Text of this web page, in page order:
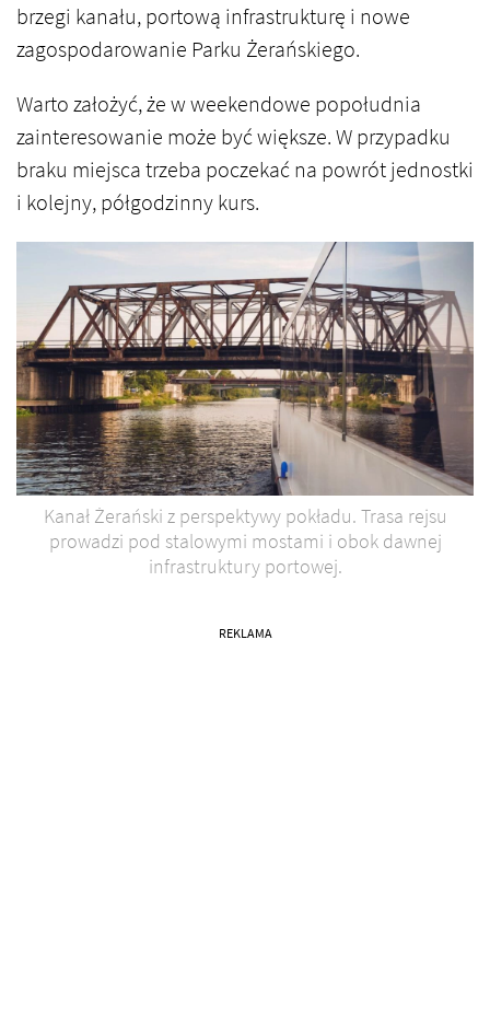
brzegi kanału, portową infrastrukturę i nowe
zagospodarowanie Parku Żerańskiego.
Warto założyć, że w weekendowe popołudnia
zainteresowanie może być większe. W przypadku
braku miejsca trzeba poczekać na powrót jednostki
i kolejny, półgodzinny kurs.
Kanał Żerański z perspektywy pokładu. Trasa rejsu
prowadzi pod stalowymi mostami i obok dawnej
infrastruktury portowej.
REKLAMA